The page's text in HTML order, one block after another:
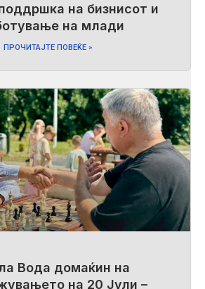
на бизнисот и
на млади
ПРОЧИТАЈТЕ ПОВЕЌЕ »
Вода домаќин на
на 20 Јули –